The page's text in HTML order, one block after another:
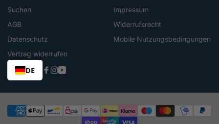
Suchen
Impressum
AGB
Widerrufsrecht
Datenschutz
Mobile Nutzungsbedingungen
Vertrag widerrufen
DE
Facebook
Instagram
YouTube
Zahlungsmethoden